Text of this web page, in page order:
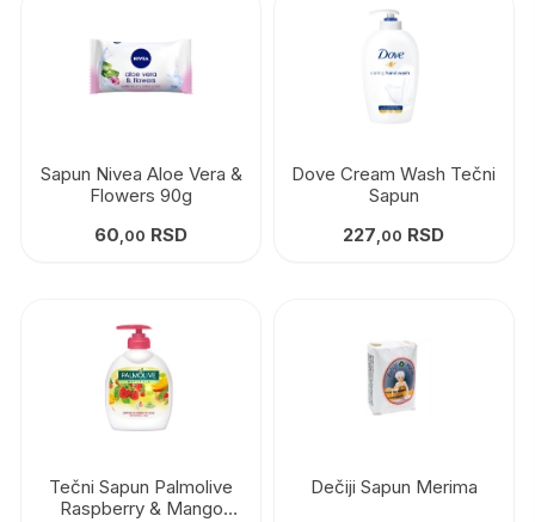
Sapun Nivea Aloe Vera &
Flowers 90g
60 ,00 RSD
Dove Cream Wash Tečni
Sapun
227 ,00 RSD
Tečni Sapun Palmolive
Raspberry & Mango
Dečiji Sapun Merima